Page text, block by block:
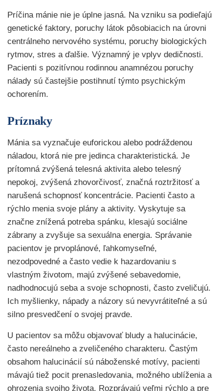
Príčina mánie nie je úplne jasná. Na vzniku sa podieľajú
genetické faktory, poruchy látok pôsobiacich na úrovni
centrálneho nervového systému, poruchy biologických
rytmov, stres a ďalšie. Významný je vplyv dedičnosti.
Pacienti s pozitívnou rodinnou anamnézou poruchy
nálady sú častejšie postihnutí týmto psychickým
ochorením.
Príznaky
Mánia sa vyznačuje euforickou alebo podráždenou
náladou, ktorá nie pre jedinca charakteristická. Je
prítomná zvýšená telesná aktivita alebo telesný
nepokoj, zvýšená zhovorčivosť, značná roztržitosť a
narušená schopnosť koncentrácie. Pacienti často a
rýchlo menia svoje plány a aktivity. Vyskytuje sa
značne znížená potreba spánku, klesajú sociálne
zábrany a zvyšuje sa sexuálna energia. Správanie
pacientov je prvoplánové, ľahkomyseľné,
nezodpovedné a často vedie k hazardovaniu s
vlastným životom, majú zvýšené sebavedomie,
nadhodnocujú seba a svoje schopnosti, často zveličujú.
Ich myšlienky, nápady a názory sú nevyvrátiteľné a sú
silno presvedčení o svojej pravde.
U pacientov sa môžu objavovať bludy a halucinácie,
často nereálneho a zveličeného charakteru. Častým
obsahom halucinácií sú náboženské motívy, pacienti
mávajú tiež pocit prenasledovania, možného ublíženia a
ohrozenia svojho života. Rozprávajú veľmi rýchlo a pre